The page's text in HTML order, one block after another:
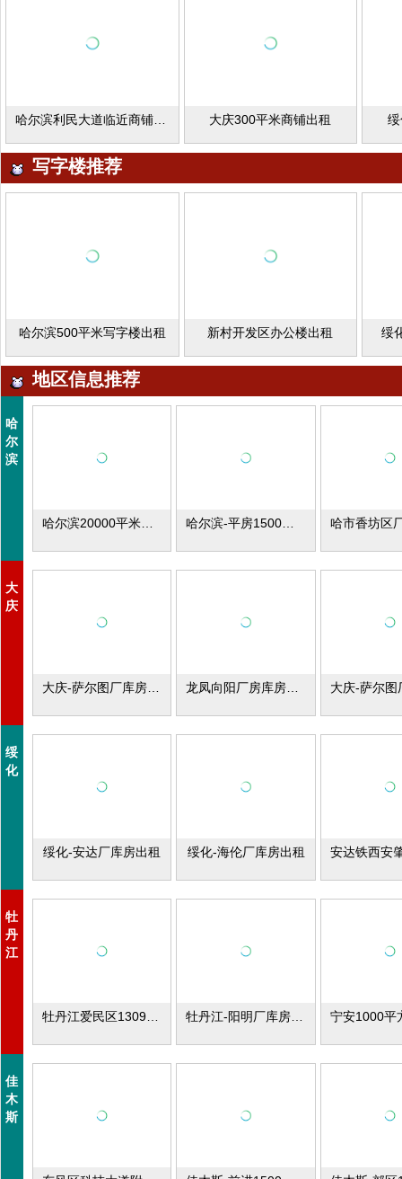
大庆300平米商铺出租
写字楼推荐
哈尔滨500平米写字楼出租 新村开发区办公楼出租 绥
地区信息推荐
哈
尔
滨
大
庆
绥
化
绥化-安达厂库房出租 绥化-海伦厂库房出租
牡
丹
江
佳
木
斯